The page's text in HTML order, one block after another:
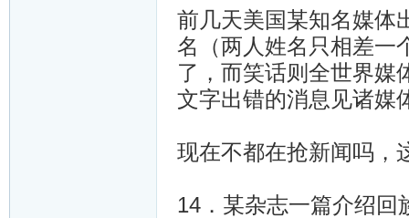
前几天美国某知名媒体
名（两人姓名只相差一
了，而笑话则全世界媒
文字出错的消息见诸媒
现在不都在抢新闻吗，
14．某杂志一篇介绍回